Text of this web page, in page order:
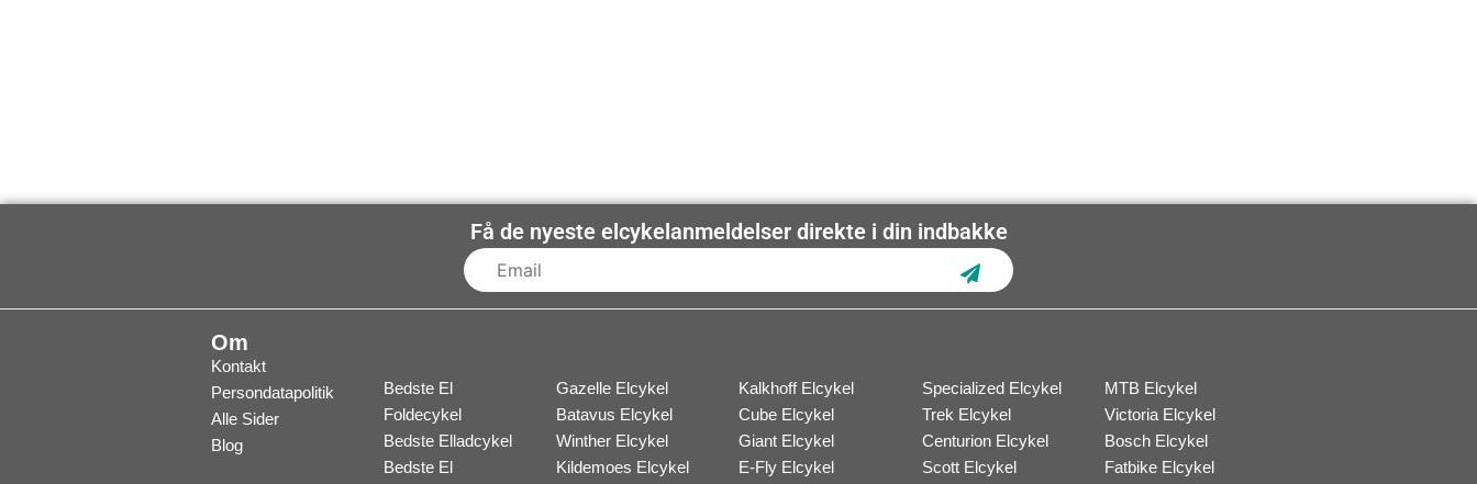
Få de nyeste elcykelanmeldelser direkte i din indbakke
Subscribe
Om
Kontakt
Persondatapolitik
Alle Sider
Blog
Bedste El
Foldecykel
Bedste Elladcykel
Bedste El
Gazelle Elcykel
Batavus Elcykel
Winther Elcykel
Kildemoes Elcykel
Kalkhoff Elcykel
Cube Elcykel
Giant Elcykel
E-Fly Elcykel
Specialized Elcykel
Trek Elcykel
Centurion Elcykel
Scott Elcykel
MTB Elcykel
Victoria Elcykel
Bosch Elcykel
Fatbike Elcykel